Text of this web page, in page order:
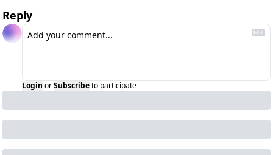
Reply
Login orSubscribeto participate